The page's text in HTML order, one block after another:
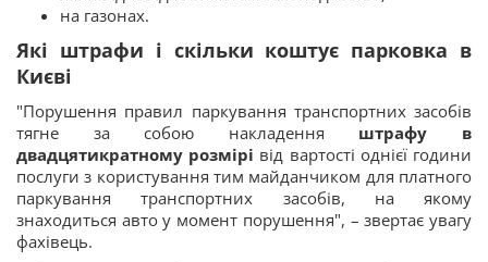
на газонах.
Які штрафи і скільки коштує парковка в
Києві
"Порушення правил паркування транспортних засобів
тягне за собою накладення штрафу в
двадцятикратному розмірі від вартості однієї години
послуги з користування тим майданчиком для платного
паркування транспортних засобів, на якому
знаходиться авто у момент порушення", – звертає увагу
фахівець.